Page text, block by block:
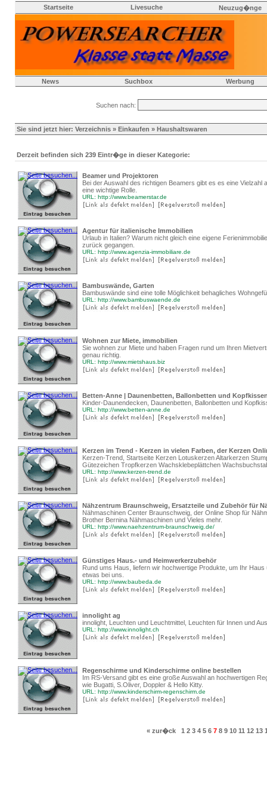
Startseite Livesuche Neuzug�nge
News Suchbox Werbung
Suchen nach:
Sie sind jetzt hier: Verzeichnis » Einkaufen » Haushaltswaren
Derzeit befinden sich 239 Eintr�ge in dieser Kategorie:
Beamer und Projektoren
Bei der Auswahl des richtigen Beamers gibt es es eine
eine wichtige Rolle.
URL: http://www.beamerstar.de
Agentur für italienische Immobilien
Urlaub in Italien? Warum nicht gleich eine eigene
zurück gegangen.
URL: http://www.agenzia-immobiliare.de
Bambuswände, Garten
Bambuswände sind eine tolle Möglichkeit behagliches
URL: http://www.bambuswaende.de
Wohnen zur Miete, immobilien
Sie wohnen zur Miete und haben Fragen rund um Ihren
genau richtig.
URL: http://www.mietshaus.biz
Betten-Anne | Daunenbetten, Ballonbetten und
Kinder-Daunendecken, Daunenbetten, Ballonbetten und
URL: http://www.betten-anne.de
Kerzen im Trend - Kerzen in vielen Farben, der Kerzen
Kerzen-Trend, Startseite Kerzen Lotuskerzen Altarkerzen
Gütezeichen Tropfkerzen Wachsklebeplättchen
URL: http://www.kerzen-trend.de
Nähzentrum Braunschweig, Ersatzteile und Zubehör für
Nähmaschinen Center Braunschweig, der Online Shop für
Brother Bernina Nähmaschinen und Vieles mehr.
URL: http://www.naehzentrum-braunschweig.de/
Günstiges Haus.- und Heimwerkerzubehör
Rund ums Haus, liefern wir hochwertige Produkte, um Ihr
etwas bei uns.
URL: http://www.baubeda.de
innolight ag
innolight, Leuchten und Leuchtmittel, Leuchten für Innen und
URL: http://www.innolight.ch
Regenschirme und Kinderschirme online bestellen
Im RS-Versand gibt es eine große Auswahl an hochwertigen
wie Bugatti, S.Oliver, Doppler & Hello Kitty.
URL: http://www.kinderschirm-regenschirm.de
« zur�ck 1 2 3 4 5 6 7 8 9 10 11 12 13